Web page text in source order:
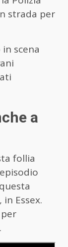
strada per
scena
a
follia
Essex.